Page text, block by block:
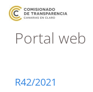
Portal web
R42/2021